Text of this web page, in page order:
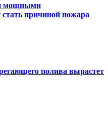
мощными
причиной пожара
полива вырастет